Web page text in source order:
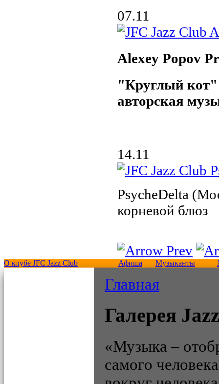
07.11
Alexey Popov
"Круглый кот"
авторская
14.11
PsycheDelta
корневой блюз
О клубе JFC Jazz Club Афиша Музыканты
Главная
Галерея
«Музыка –
самого